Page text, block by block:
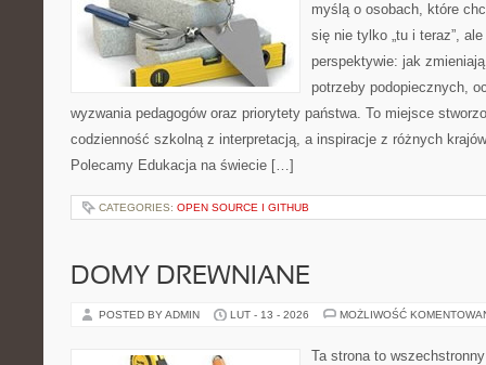
myślą o osobach, które
się nie tylko „tu i teraz”,
perspektywie: jak
potrzeby podopiecznych,
wyzwania pedagogów oraz priorytety państwa. To miejsce
codzienność szkolną z interpretacją, a inspiracje z różnych
Polecamy Edukacja na świecie […]
CATEGORIES: OPEN SOURCE I GITHUB
DOMY DREWNIANE
POSTED BY ADMIN LUT - 13 - 2026 MOŻLIWOŚĆ
Ta strona to